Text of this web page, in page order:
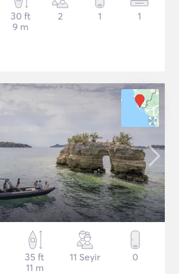
30 ft
9 m
2 1 1
35 ft
11 m
11 Seyir 0